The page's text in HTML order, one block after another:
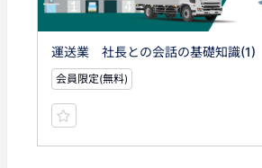
運送業 社長との会話の基礎知識(1)
会員限定(無料)